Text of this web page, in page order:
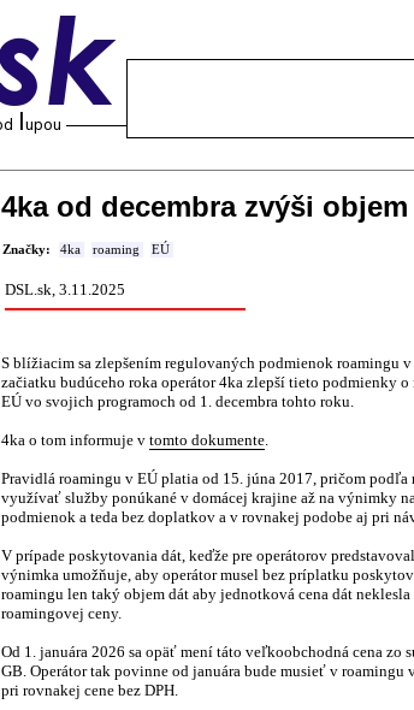
4ka od decembra zvýši objem
Značky: 4ka roaming EÚ
DSL.sk, 3.11.2025
S blížiacim sa zlepšením regulovaných podmienok roamingu
začiatku budúceho roka operátor 4ka zlepší tieto podmienky
EÚ vo svojich programoch od 1. decembra tohto roku.
4ka o tom informuje v tomto dokumente.
Pravidlá roamingu v EÚ platia od 15. júna 2017, pričom
využívať služby ponúkané v domácej krajine až na výnimky
podmienok a teda bez doplatkov a v rovnakej podobe aj pri
V prípade poskytovania dát, keďže pre operátorov
výnimka umožňuje, aby operátor musel bez príplatku
roamingu len taký objem dát aby jednotková cena dát
roamingovej ceny.
Od 1. januára 2026 sa opäť mení táto veľkoobchodná cena zo
GB. Operátor tak povinne od januára bude musieť v
pri rovnakej cene bez DPH.